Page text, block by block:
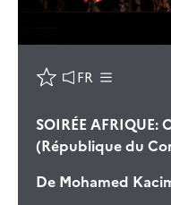
FR
SOIRÉE
(République du
De Mohamed